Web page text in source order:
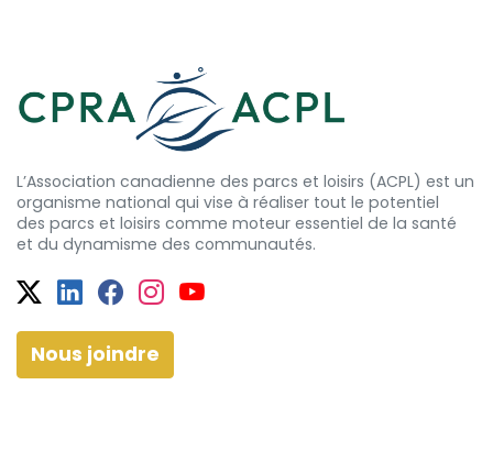
L’Association canadienne des parcs et loisirs (ACPL) est un
organisme national qui vise à réaliser tout le potentiel
des parcs et loisirs comme moteur essentiel de la santé
et du dynamisme des communautés.
Twitter
Facebook
Facebook
Instagram
YouTube
Nous joindre